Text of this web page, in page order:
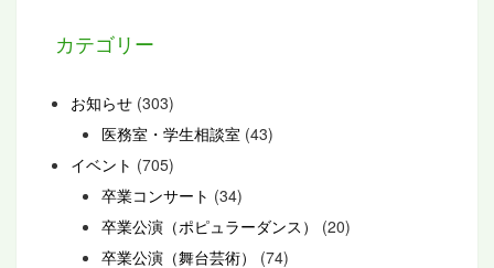
カテゴリー
お知らせ (303)
医務室・学生相談室 (43)
イベント (705)
卒業コンサート (34)
卒業公演（ポピュラーダンス）
(20)
卒業公演（舞台芸術）
(74)